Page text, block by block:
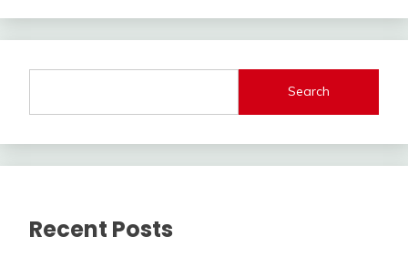
Search
Recent Posts